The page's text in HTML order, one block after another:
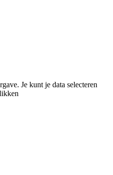
Je kunt je data selecteren